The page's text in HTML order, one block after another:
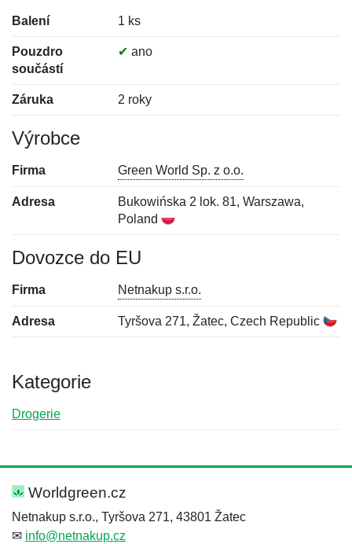
Balení 1 ks
Pouzdro
součástí
✔ ano
Záruka 2 roky
Výrobce
Firma Green World Sp. z o.o.
Adresa
Bukowińska 2 lok. 81, Warszawa,
Poland
Dovozce do EU
Firma Netnakup s.r.o.
Adresa Tyršova 271, Žatec, Czech Republic
Kategorie
Drogerie
Hodnocení:
Jméno:
Worldgreen.cz
Netnakup s.r.o., Tyršova 271, 43801 Žatec
✉ info@netnakup.cz